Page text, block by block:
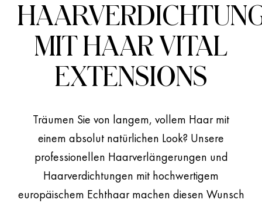
IHR TRAUMHAAR
Natürlich. Hochwertig.
Unsichtbar.
MIT HAAR VITAL
EXTENSIONS
Träumen Sie von langem, vollem Haar mit
einem absolut natürlichen Look? Unsere
professionellen Haarverlängerungen und
Haarverdichtungen mit hochwertigem
europäischem Echthaar machen diesen Wunsch